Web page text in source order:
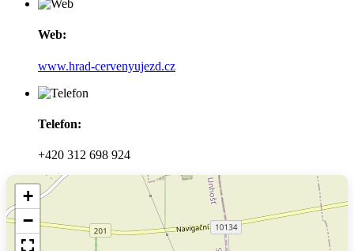
Web:
www.hrad-cervenyujezd.cz
Telefon:
+420 312 698 924
+
−